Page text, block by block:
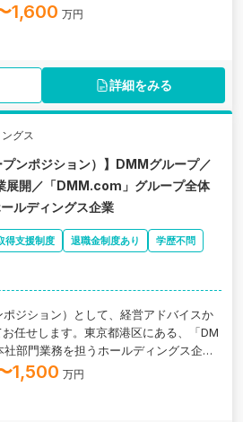
れる持株会社の求人です。
1,600 万円
詳細をみる
グス
プンポジション）】DMMグループ／
展開／「DMM.com」グループ全体
ルディングス企業
得支援制度 退職金制度あり
学歴不問
ジション）として、経営アドバイスか
任せします。東京都港区にある、「DM
部門業務を担うホールディングス企業
1,500 万円